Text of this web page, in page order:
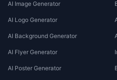
AI Image Generator
AI Logo Generator
AI Background Generator
AI Flyer Generator
AI Poster Generator